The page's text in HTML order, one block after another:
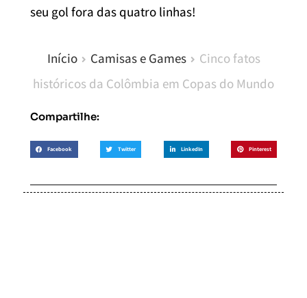
seu gol fora das quatro linhas!
Início Camisas e Games
Cinco fatos
históricos da Colômbia em Copas do Mundo
Compartilhe:
Facebook Twitter LinkedIn Pinterest